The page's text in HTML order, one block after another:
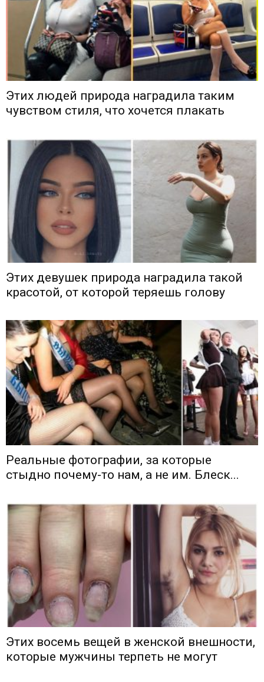
Этих людей природа наградила таким
чувством стиля, что хочется плакать
Этих девушек природа наградила такой
красотой, от которой теряешь голову
Реальные фотографии, за которые
стыдно почему-то нам, а не им. Блеск...
Этих восемь вещей в женской внешности,
которые мужчины терпеть не могут